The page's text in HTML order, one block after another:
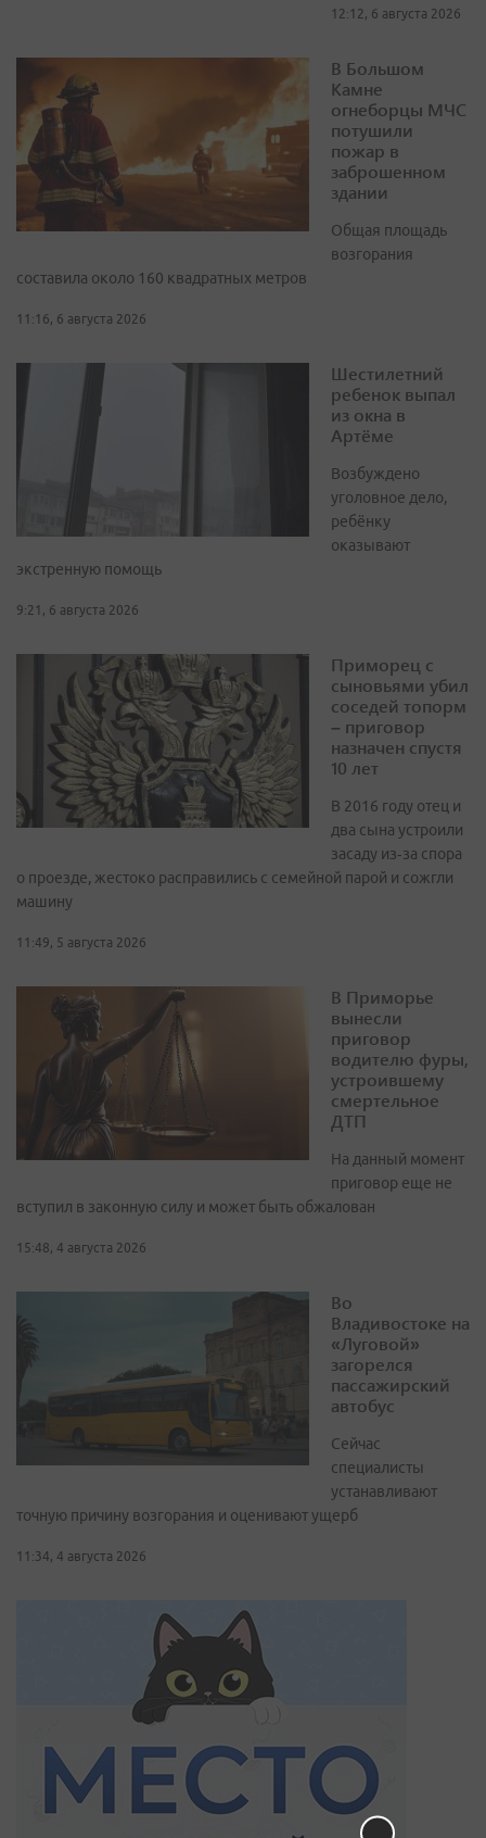
12:12, 6 августа 2026
В Большом
Камне
огнеборцы МЧС
потушили
пожар в
заброшенном
здании
Общая площадь
возгорания
составила около 160 квадратных метров
11:16, 6 августа 2026
Шестилетний
ребенок выпал
из окна в
Артёме
Возбуждено
уголовное дело,
ребёнку
оказывают
экстренную помощь
9:21, 6 августа 2026
Приморец с
сыновьями убил
соседей топорм
– приговор
назначен спустя
10 лет
В 2016 году отец и
два сына устроили
засаду из‑за спора
о проезде, жестоко расправились с семейной парой и сожгли
машину
11:49, 5 августа 2026
В Приморье
вынесли
приговор
водителю фуры,
устроившему
смертельное
ДТП
На данный момент
приговор еще не
вступил в законную силу и может быть обжалован
15:48, 4 августа 2026
Во
Владивостоке на
«Луговой»
загорелся
пассажирский
автобус
Сейчас
специалисты
устанавливают
точную причину возгорания и оценивают ущерб
11:34, 4 августа 2026